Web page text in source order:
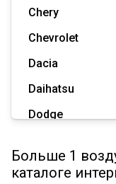
Chery
Chevrolet
Dacia
Daihatsu
Dodge
Great Wall
Больше 1
каталоге